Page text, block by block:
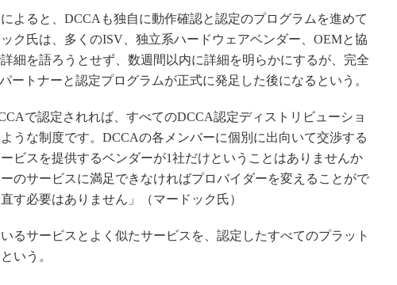
よると、DCCAも独自に動作確認と認定のプログラムを進めて
ク氏は、多くのISV、独立系ハードウェアベンダー、OEMと協
細を語ろうとせず、数週間以内に詳細を明らかにするが、完全
ートナーと認定プログラムが正式に発足した後になるという。
で認定されれば、すべてのDCCA認定ディストリビューショ
うな制度です。DCCAの各メンバーに個別に出向いて交渉する
ビスを提供するベンダーが1社だけということはありませんか
のサービスに満足できなければプロバイダーを変えることがで
す必要はありません」（マードック氏）
るサービスとよく似たサービスを、認定したすべてのプラット
いう。